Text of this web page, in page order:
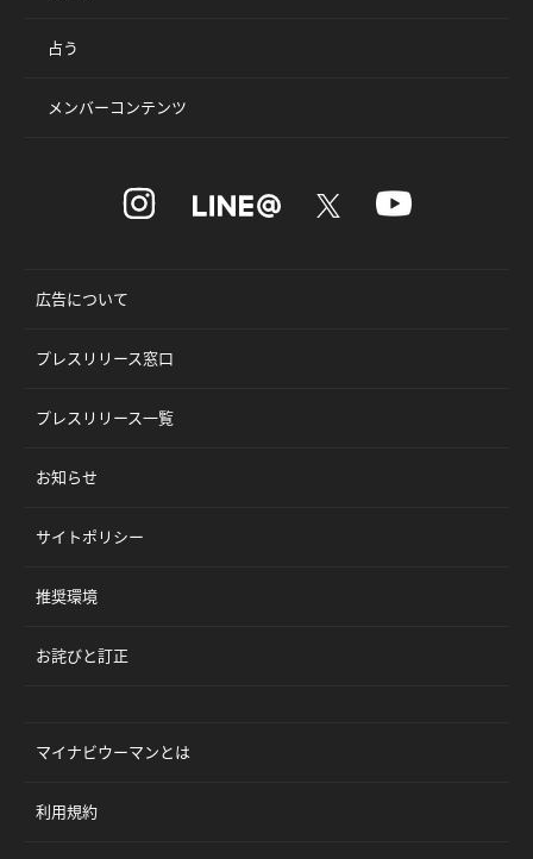
占う
メンバーコンテンツ
広告について
プレスリリース窓口
プレスリリース一覧
お知らせ
サイトポリシー
推奨環境
お詫びと訂正
マイナビウーマンとは
利用規約